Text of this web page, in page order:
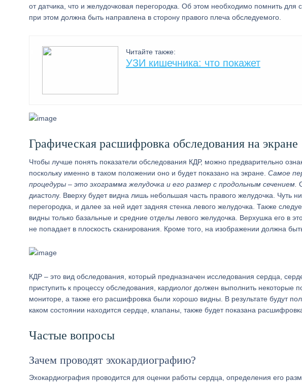
от датчика, что и желудочковая перегородка. Об этом необходимо помнить для
при этом должна быть направлена в сторону правого плеча обследуемого.
Читайте также:
УЗИ кишечника: что покажет
Графическая расшифровка обследования на экране
Чтобы лучше понять показатели обследования КДР, можно предварительно
поскольку именно в таком положении оно и будет показано на экране. Самое
процедуры – это эхограмма желудочка и его размер с продольным сечением.
диастолу. Вверху будет видна лишь небольшая часть правого желудочка. Чуть
перегородка, и далее за ней идет задняя стенка левого желудочка. Также
видны только базальные и средние отделы левого желудочка. Верхушка его в
не попадает в плоскость сканирования. Кроме того, на изображении должна
КДР – это вид обследования, который предназначен исследования сердца,
приступить к процессу обследования, кардиолог должен выполнить некоторые
мониторе, а также его расшифровка были хорошо видны. В результате будут
каком состоянии находится сердце, клапаны, также будет показана
Частые вопросы
Зачем проводят эхокардиографию?
Эхокардиография проводится для оценки работы сердца, определения его